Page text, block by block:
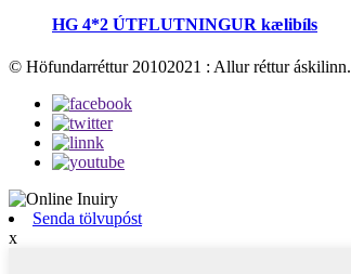
HG 4*2 ÚTFLUTNINGUR kælibíls
© Höfundarréttur 20102021 : Allur réttur áskilinn.
Senda tölvupóst
x